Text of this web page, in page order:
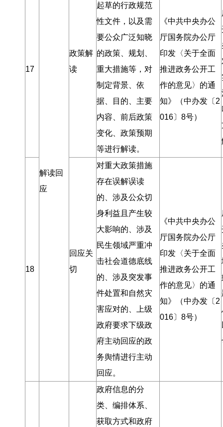
17
解读回
应
政策解
读
起草的行政规范
性文件 ， 以及需
要公众广泛知晓
的政策、规划、
重大措施等 ， 对
制定背景、依
据、目的、主要
内容、前后政策
变化、政策预期
等进行解读。
《中共中央办公
厅国务院办公厅
印发〈关于全面
推进政务公开工
作的意见〉的通
知》（中办发〔2
016〕8号）
18
回应关
切
对重大政策措施
存在误解误读
的、涉及公众切
身利益且产生较
大影响的、涉及
民生领域严重冲
击社会道德底线
的、涉及突发事
件处置和自然灾
害应对的、上级
政府要求下级政
府主动回应的政
务舆情进行主动
回应。
《中共中央办公
厅国务院办公厅
印发〈关于全面
推进政务公开工
作的意见〉的通
知》（中办发〔2
016〕8号）
政府信息的分
类、编排体系、
获取方式和政府